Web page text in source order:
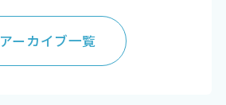
アーカイブ一覧